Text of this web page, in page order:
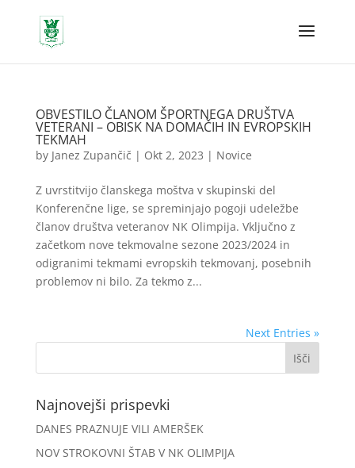
OBVESTILO ČLANOM ŠPORTNEGA DRUŠTVA
VETERANI – OBISK NA DOMAČIH IN EVROPSKIH
TEKMAH
by Janez Zupančič | Okt 2, 2023 | Novice
Z uvrstitvijo članskega moštva v skupinski del
Konferenčne lige, se spreminjajo pogoji udeležbe
članov društva veteranov NK Olimpija. Vključno z
začetkom nove tekmovalne sezone 2023/2024 in
odigranimi tekmami evropskih tekmovanj, posebnih
problemov ni bilo. Za tekmo z...
Next Entries »
Najnovejši prispevki
DANES PRAZNUJE VILI AMERŠEK
NOV STROKOVNI ŠTAB V NK OLIMPIJA